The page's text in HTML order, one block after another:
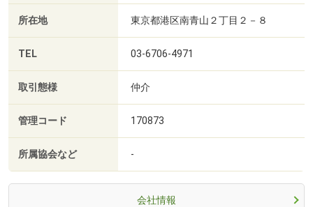
所在地 東京都港区南青山２丁目２－８
TEL 03-6706-4971
取引態様 仲介
管理コード 170873
所属協会など -
会社情報